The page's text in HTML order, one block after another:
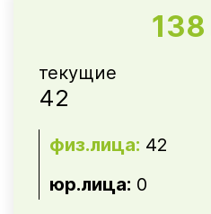
138
текущие
42
физ.лица: 42
юр.лица: 0